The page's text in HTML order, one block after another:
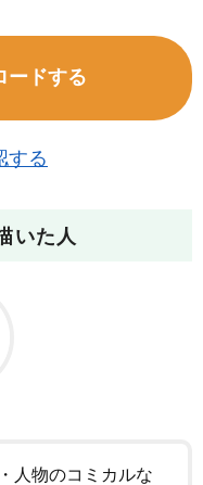
ードする
する
いた人
人物のコミカルな